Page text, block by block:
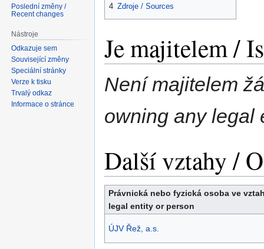
4 Zdroje / Sources
Je majitelem /
Není majitelem
owning any legal
Další vztahy /
Právnická nebo fyzická osoba ve
legal entity or person
ÚJV Řež, a.s.
Poslední změny /
Recent changes
Nástroje
Odkazuje sem
Související změny
Speciální stránky
Verze k tisku
Trvalý odkaz
Informace o stránce